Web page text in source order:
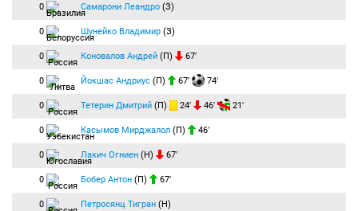
0 Самарони Леандро (З)
0 Шунейко Владимир (З)
0 Коновалов Андрей (П) 67′
0 Йокшас Андриус (П) 67′ 74′
0 Тетерин Дмитрий (П) 24′ 46′ 21′
0 Касымов Мирджалол (П) 46′
0 Лакич Огниен (Н) 67′
0 Бобер Антон (П) 67′
0 Петросянц Тигран (Н)